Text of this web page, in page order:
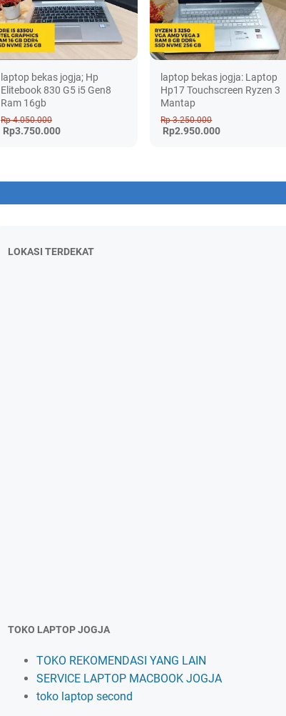
laptop bekas jogja; Hp
Elitebook 830 G5 i5 Gen8
Ram 16gb
Rp 4.050.000
Rp3.750.000
laptop bekas jogja: Laptop
Hp17 Touchscreen Ryzen 3
Mantap
Rp 3.250.000
Rp2.950.000
LOKASI TERDEKAT
TOKO LAPTOP JOGJA
TOKO REKOMENDASI YANG LAIN
SERVICE LAPTOP MACBOOK JOGJA
toko laptop second